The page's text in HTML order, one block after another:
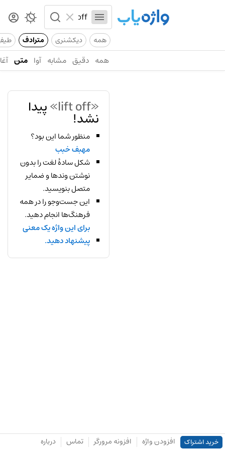
همه دیکشنری مترادف
همه دقیق مشابه آوا متن
«lift off» پیدا
نشد!
منظور شما این بود؟
مهبف خبب
شکل سادهٔ لغت را بدون
نوشتن وندها و ضمایر
متصل بنویسید.
این جست‌وجو را در همه
فرهنگ‌ها انجام دهید.
برای این واژه یک معنی
پیشنهاد دهید.
خرید اشتراک افزودن واژه افزونه مرورگر تماس درباره